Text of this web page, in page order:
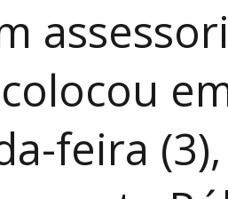
feira